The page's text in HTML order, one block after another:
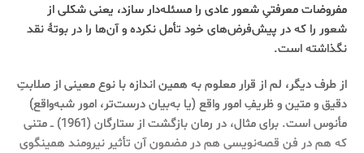
مفروضات معرفتیِ شعور عادی را مسئله‌دار سازد، یعنی شکلی از
شعور را که در پیش‌فرض‌های خود تأمل نکرده و آن‌ها را در بوتۀ نقد
نگذاشته است.
از طرف دیگر، لم از قرار معلوم به همین اندازه با نوع معینی از صلابتِ
دقیق و متین و ظریفِ امور واقع (یا به‌بیان درست‌تر، امور شبه‌واقع)
مأنوس است. برای مثال، در رمان بازگشت از ستارگان (1961) ــ متنی
که هم در فن قصه‌نویسی هم در مضمون آن تأثیر نیرومند همینگوی